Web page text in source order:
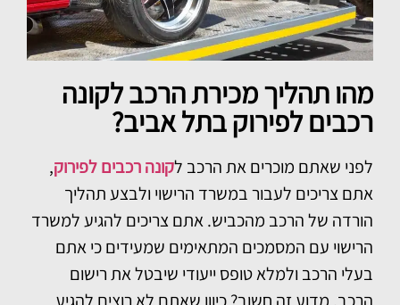
מהו תהליך מכירת הרכב לקונה
רכבים לפירוק בתל אביב?
לפני שאתם מוכרים את הרכב לקונה רכבים לפירוק,
אתם צריכים לעבור במשרד הרישוי ולבצע תהליך
הורדה של הרכב מהכביש. אתם צריכים להגיע למשרד
הרישוי עם המסמכים המתאימים שמעידים כי אתם
בעלי הרכב ולמלא טופס ייעודי שיבטל את רישום
הרכב. מדוע זה חשוב? כיוון שאתם לא רוצים להגיע